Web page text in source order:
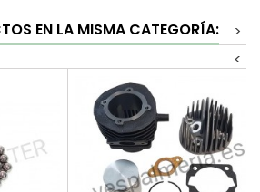
EN LA MISMA CATEGORÍA:
>
<